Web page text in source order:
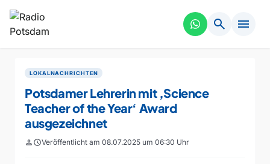
search menu
LOKALNACHRICHTEN
Potsdamer Lehrerin mit ‚Science
Teacher of the Year‘ Award
ausgezeichnet
personscheduleVeröffentlicht am 08.07.2025 um 06:30 Uhr